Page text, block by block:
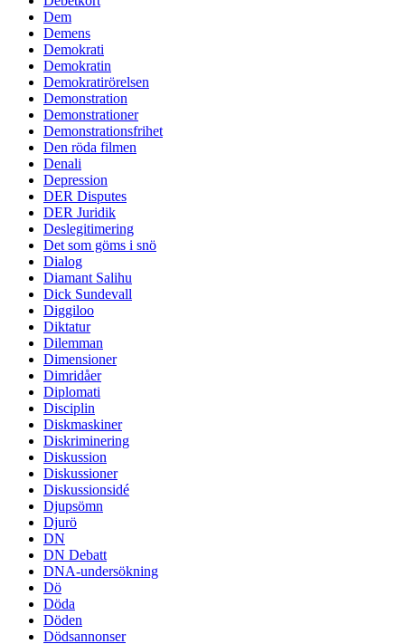
Dem
Demens
Demokrati
Demokratin
Demokratirörelsen
Demonstration
Demonstrationer
Demonstrationsfrihet
Den röda filmen
Denali
Depression
DER Disputes
DER Juridik
Deslegitimering
Det som göms i snö
Dialog
Diamant Salihu
Dick Sundevall
Diggiloo
Diktatur
Dilemman
Dimensioner
Dimridåer
Diplomati
Disciplin
Diskmaskiner
Diskriminering
Diskussion
Diskussioner
Diskussionsidé
Djupsömn
Djurö
DN
DN Debatt
DNA-undersökning
Dö
Döda
Döden
Dödsannonser